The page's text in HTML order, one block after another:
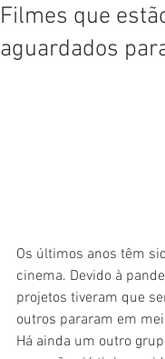
Filmes que
aguardados
Os últimos anos têm
cinema. Devido à
projetos tiveram que
outros pararam em
Há ainda um outro